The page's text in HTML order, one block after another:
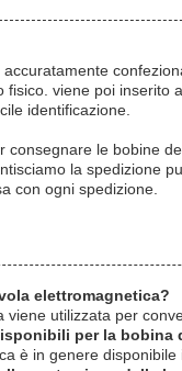
viene poi
identificazione.
le bobine
la spedizione
con ogni spedizione.
elettromagnetica?
utilizzata per
per la bobina
è in genere